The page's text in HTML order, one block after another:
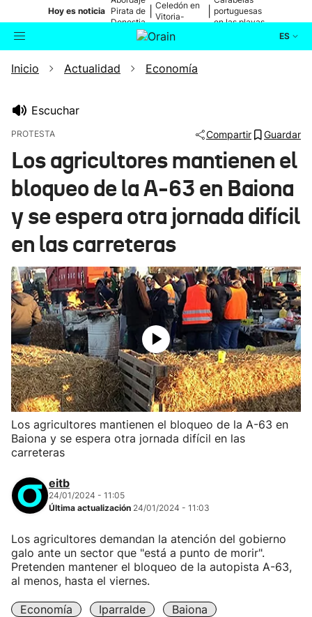
Hoy es noticia Pirata de
Donostia
Celedón en
Vitoria-
portuguesas
en las playas
ES
Buscador Actualidad
Ikusmiran
Eguraldia
Inicio Actualidad Economía
Escuchar
PROTESTA Compartir Guardar
Los agricultores mantienen el
bloqueo de la A-63 en Baiona
y se espera otra jornada difícil
en las carreteras
Los agricultores mantienen el bloqueo de la A-63 en
Baiona y se espera otra jornada difícil en las
carreteras
eitb
24/01/2024 - 11:05
Última actualización 24/01/2024 - 11:03
Los agricultores demandan la atención del gobierno
galo ante un sector que "está a punto de morir".
Pretenden mantener el bloqueo de la autopista A-63,
al menos, hasta el viernes.
Economía Iparralde
Baiona